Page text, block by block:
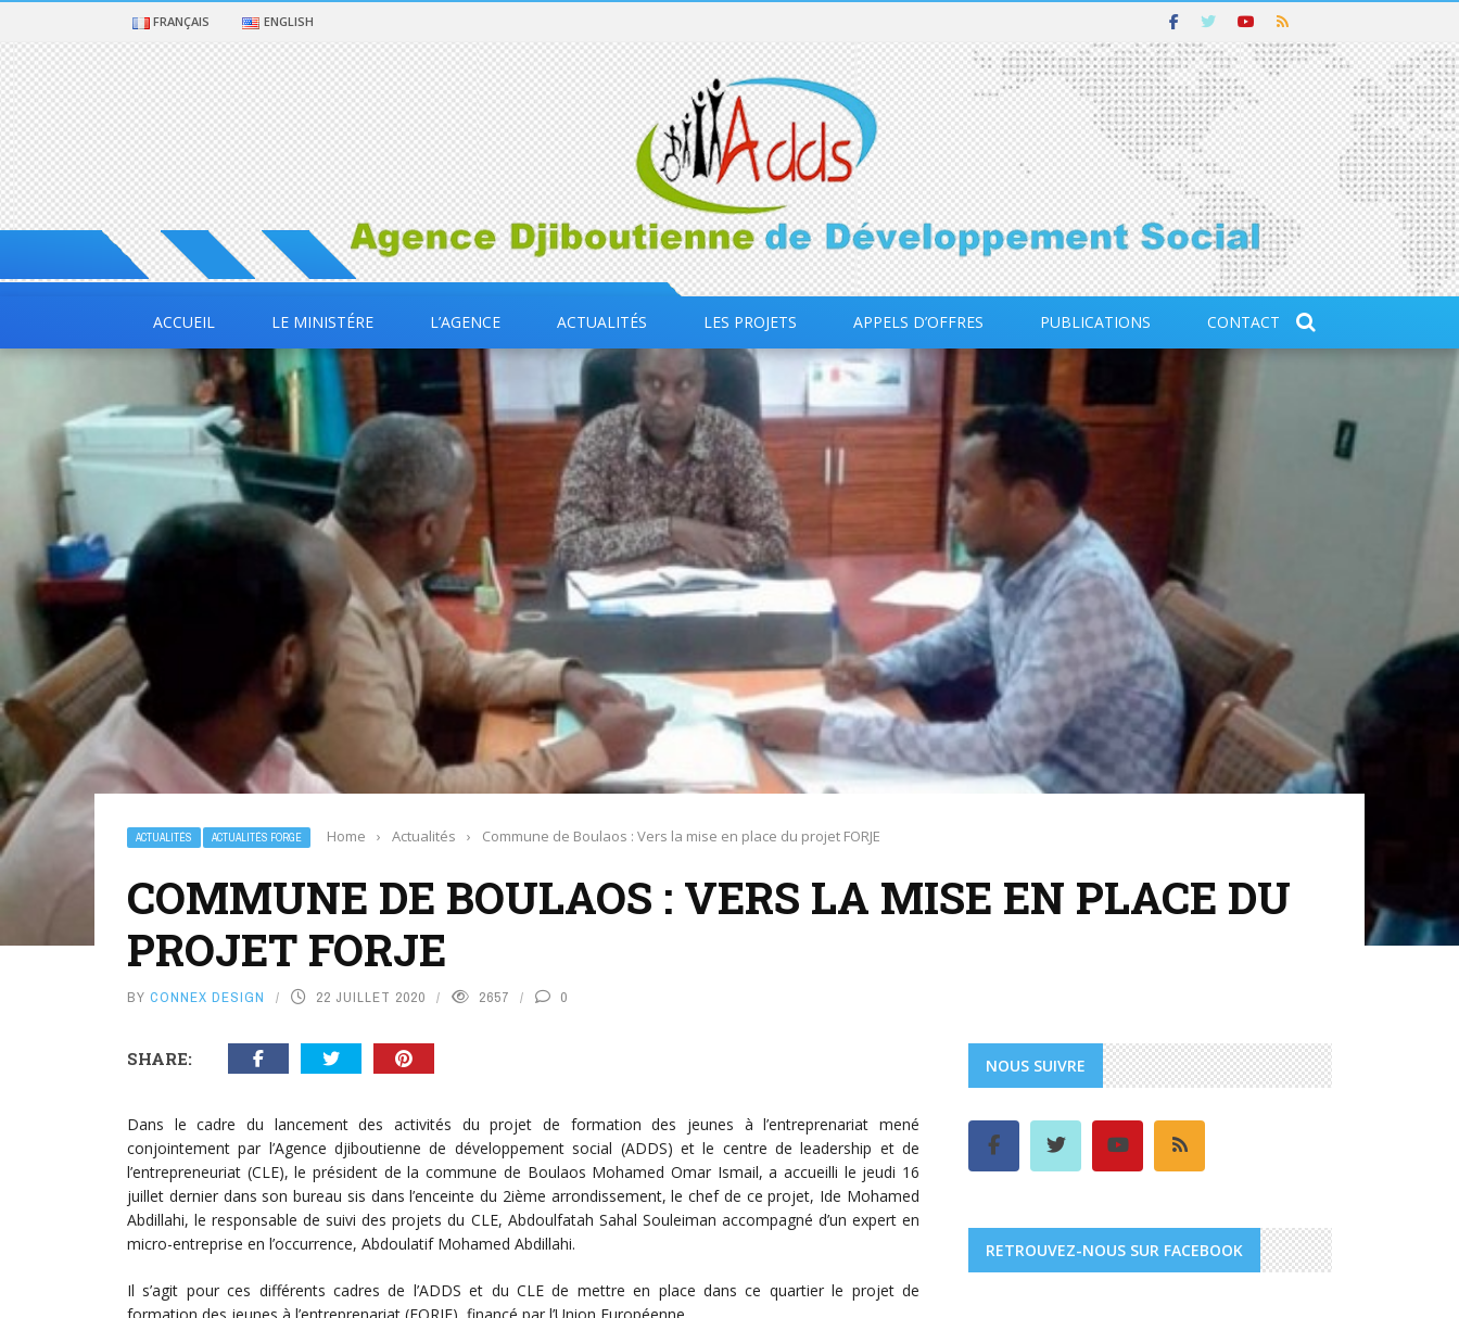
FRANÇAIS ENGLISH
ACCUEIL LE MINISTÉRE L’AGENCE ACTUALITÉS LES PROJETS APPELS D’OFFRES PUBLICATIONS CONTACT
ACTUALITÉS ACTUALITÉS FORGE Home › Actualités › Commune de Boulaos : Vers la mise en place du projet FORJE
COMMUNE DE BOULAOS : VERS LA MISE EN PLACE DU
PROJET FORJE
BY CONNEX DESIGN 22 JUILLET 2020 2657 0
SHARE:
Dans le cadre du lancement des activités du projet de formation des jeunes à l’entreprenariat mené
conjointement par l’Agence djiboutienne de développement social (ADDS) et le centre de leadership et de
l’entrepreneuriat (CLE), le président de la commune de Boulaos Mohamed Omar Ismail, a accueilli le jeudi 16
juillet dernier dans son bureau sis dans l’enceinte du 2ième arrondissement, le chef de ce projet, Ide Mohamed
Abdillahi, le responsable de suivi des projets du CLE, Abdoulfatah Sahal Souleiman accompagné d’un expert en
micro-entreprise en l’occurrence, Abdoulatif Mohamed Abdillahi.
Il s’agit pour ces différents cadres de l’ADDS et du CLE de mettre en place dans ce quartier le projet de
NOUS SUIVRE
RETROUVEZ-NOUS SUR FACEBOOK